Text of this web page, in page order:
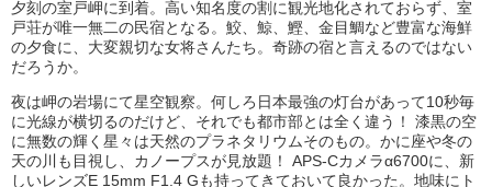
夕刻の室戸岬に到着。高い知名度の割に観光地化されておらず、室
戸荘が唯一無二の民宿となる。鮫、鯨、鰹、金目鯛など豊富な海鮮
の夕食に、大変親切な女将さんたち。奇跡の宿と言えるのではない
だろうか。
夜は岬の岩場にて星空観察。何しろ日本最強の灯台があって10秒毎
に光線が横切るのだけど、それでも都市部とは全く違う！ 漆黒の空
に無数の輝く星々は天然のプラネタリウムそのもの。かに座や冬の
天の川も目視し、カノープスが見放題！ APS-Cカメラα6700に、新
しいレンズE 15mm F1.4 Gも持ってきておいて良かった。地味にト